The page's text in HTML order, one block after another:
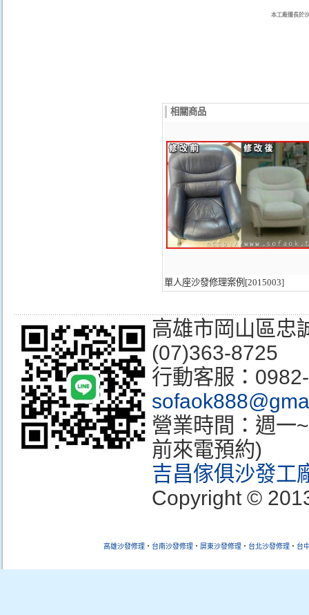
本工廠擅長於
相關商品
單人座沙發修理案例[2015003]
高雄市岡山區忠
(07)363-8725
行動客服：
營業時間：週一
前來電預約)
吉昌傢俱沙發工
Copyright ©
高雄沙發修理 ‧ 台南沙發修理 ‧ 屏東沙發修理 ‧ 台北沙發修理 ‧ 台